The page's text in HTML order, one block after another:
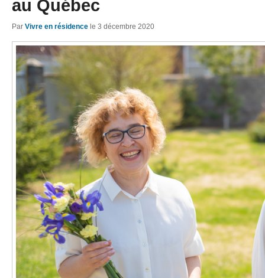
au Québec
Par Vivre en résidence le 3 décembre 2020